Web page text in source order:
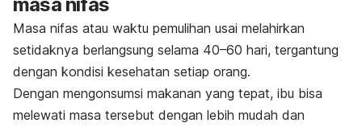
Masa nifas atau waktu pemulihan usai melahirkan
setidaknya berlangsung selama 40–60 hari, tergantung
dengan kondisi kesehatan setiap orang.
Dengan mengonsumsi makanan yang tepat, ibu bisa
melewati masa tersebut dengan lebih mudah dan